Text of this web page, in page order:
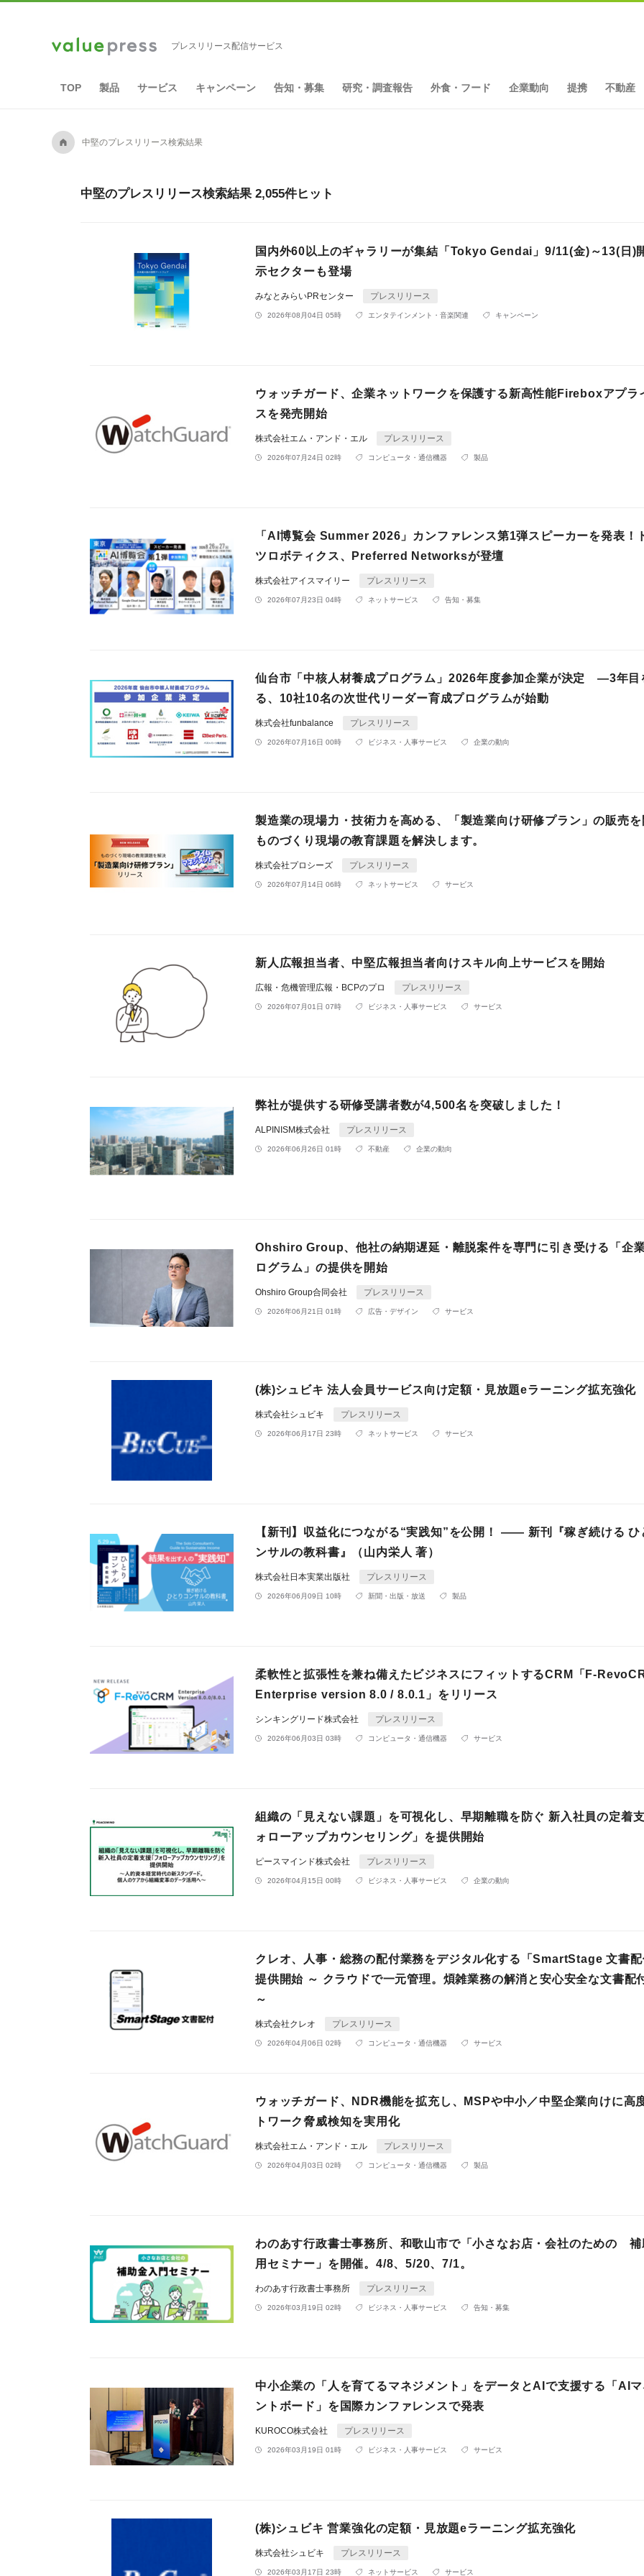
プレスリリース配信サービス
TOP 製品 サービス キャンペーン 告知・募集 研究・調査報告 外食・フード 企業動向 提携 不動産
A 中堅のプレスリリース検索結果
中堅のプレスリリース検索結果 2,055件ヒット
国内外60以上のギャラリーが集結「Tokyo Gendai」9/11(金)～13(日)
示セクターも登場
みなとみらいPRセンター プレスリリース
2026年08月04日 05時 エンタテインメント・音楽関連 キャンペーン
ウォッチガード、企業ネットワークを保護する新高性能Fireboxアプラ
スを発売開始
株式会社エム・アンド・エル プレスリリース
2026年07月24日 02時 コンピュータ・通信機器 製品
「AI博覧会 Summer 2026」カンファレンス第1弾スピーカーを発表！
ツロボティクス、Preferred Networksが登壇
株式会社アイスマイリー プレスリリース
2026年07月23日 04時 ネットサービス 告知・募集
仙台市「中核人材養成プログラム」2026年度参加企業が決定 ―3年目
る、10社10名の次世代リーダー育成プログラムが始動
株式会社funbalance プレスリリース
2026年07月16日 00時 ビジネス・人事サービス 企業の動向
製造業の現場力・技術力を高める、「製造業向け研修プラン」の販売
ものづくり現場の教育課題を解決します。
株式会社プロシーズ プレスリリース
2026年07月14日 06時 ネットサービス サービス
新人広報担当者、中堅広報担当者向けスキル向上サービスを開始
広報・危機管理広報・BCPのプロ プレスリリース
2026年07月01日 07時 ビジネス・人事サービス サービス
弊社が提供する研修受講者数が4,500名を突破しました！
ALPINISM株式会社 プレスリリース
2026年06月26日 01時 不動産 企業の動向
Ohshiro Group、他社の納期遅延・離脱案件を専門に引き受ける「企
ログラム」の提供を開始
Ohshiro Group合同会社 プレスリリース
2026年06月21日 01時 広告・デザイン サービス
(株)シュビキ 法人会員サービス向け定額・見放題eラーニング拡充強化
株式会社シュビキ プレスリリース
2026年06月17日 23時 ネットサービス サービス
【新刊】収益化につながる“実践知”を公開！ —— 新刊『稼ぎ続ける ひ
ンサルの教科書』（山内栄人 著）
株式会社日本実業出版社 プレスリリース
2026年06月09日 10時 新聞・出版・放送 製品
柔軟性と拡張性を兼ね備えたビジネスにフィットするCRM「F-
Enterprise version 8.0 / 8.0.1」をリリース
シンキングリード株式会社 プレスリリース
2026年06月03日 03時 コンピュータ・通信機器 サービス
組織の「見えない課題」を可視化し、早期離職を防ぐ 新入社員の定着
ォローアップカウンセリング」を提供開始
ピースマインド株式会社 プレスリリース
2026年04月15日 00時 ビジネス・人事サービス 企業の動向
クレオ、人事・総務の配付業務をデジタル化する「SmartStage 文書
提供開始 ～ クラウドで一元管理。煩雑業務の解消と安心安全な文書配
～
株式会社クレオ プレスリリース
2026年04月06日 02時 コンピュータ・通信機器 サービス
ウォッチガード、NDR機能を拡充し、MSPや中小／中堅企業向けに高
トワーク脅威検知を実用化
株式会社エム・アンド・エル プレスリリース
2026年04月03日 02時 コンピュータ・通信機器 製品
わのあす行政書士事務所、和歌山市で「小さなお店・会社のための 補
用セミナー」を開催。4/8、5/20、7/1。
わのあす行政書士事務所 プレスリリース
2026年03月19日 02時 ビジネス・人事サービス 告知・募集
中小企業の「人を育てるマネジメント」をデータとAIで支援する「AI
ントボード」を国際カンファレンスで発表
KUROCO株式会社 プレスリリース
2026年03月19日 01時 ビジネス・人事サービス サービス
(株)シュビキ 営業強化の定額・見放題eラーニング拡充強化
株式会社シュビキ プレスリリース
2026年03月17日 23時 ネットサービス サービス